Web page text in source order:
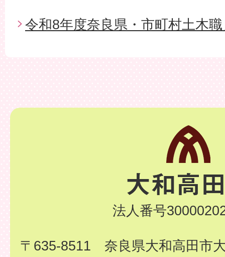
令和8年度奈良県・市町村土木
法人番号
〒635-8511 奈良県大和高田市